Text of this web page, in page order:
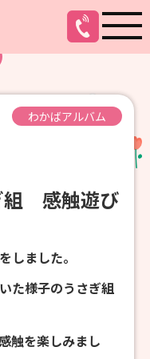
わかばアルバム
感触遊び
しました。
た様子のうさぎ組
触を楽しみまし